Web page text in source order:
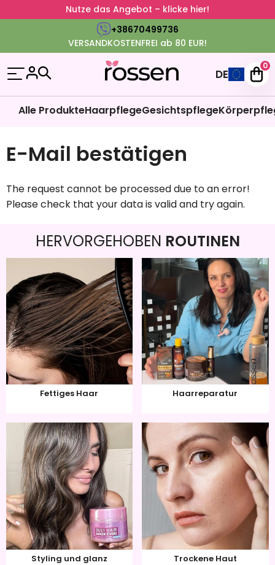
Nutze das Angebot – klicke hier!
+38670499736
VERSANDKOSTENFREI ab 80 EUR!
DE
0
Alle ProdukteHaarpflegeGesichtspflege
E-Mail bestätigen
The request cannot be processed due to an error!
Please check that your data is valid and try again.
HERVORGEHOBEN ROUTINEN
Fettiges Haar Haarreparatur
Styling und glanz Trockene Haut